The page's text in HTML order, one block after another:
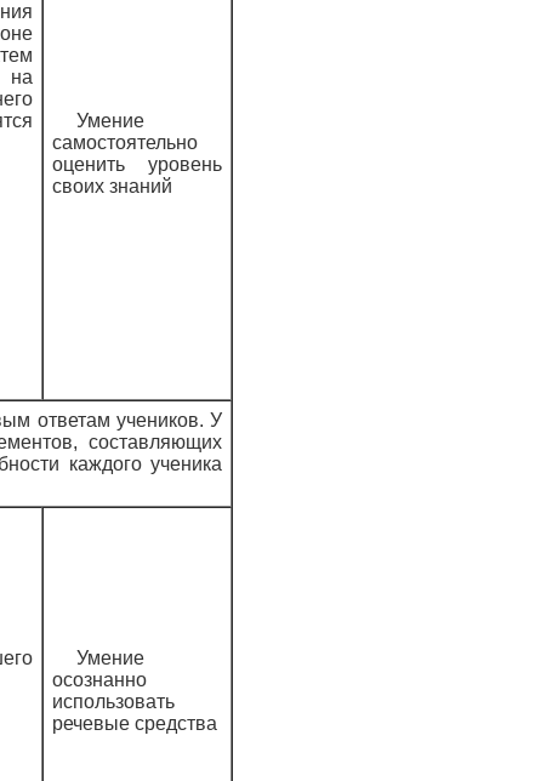
на
Умение
самостоятельно
оценить уровень
своих знаний
ответам учеников. У
составляющих
каждого ученика
Умение
осознанно
использовать
речевые средства